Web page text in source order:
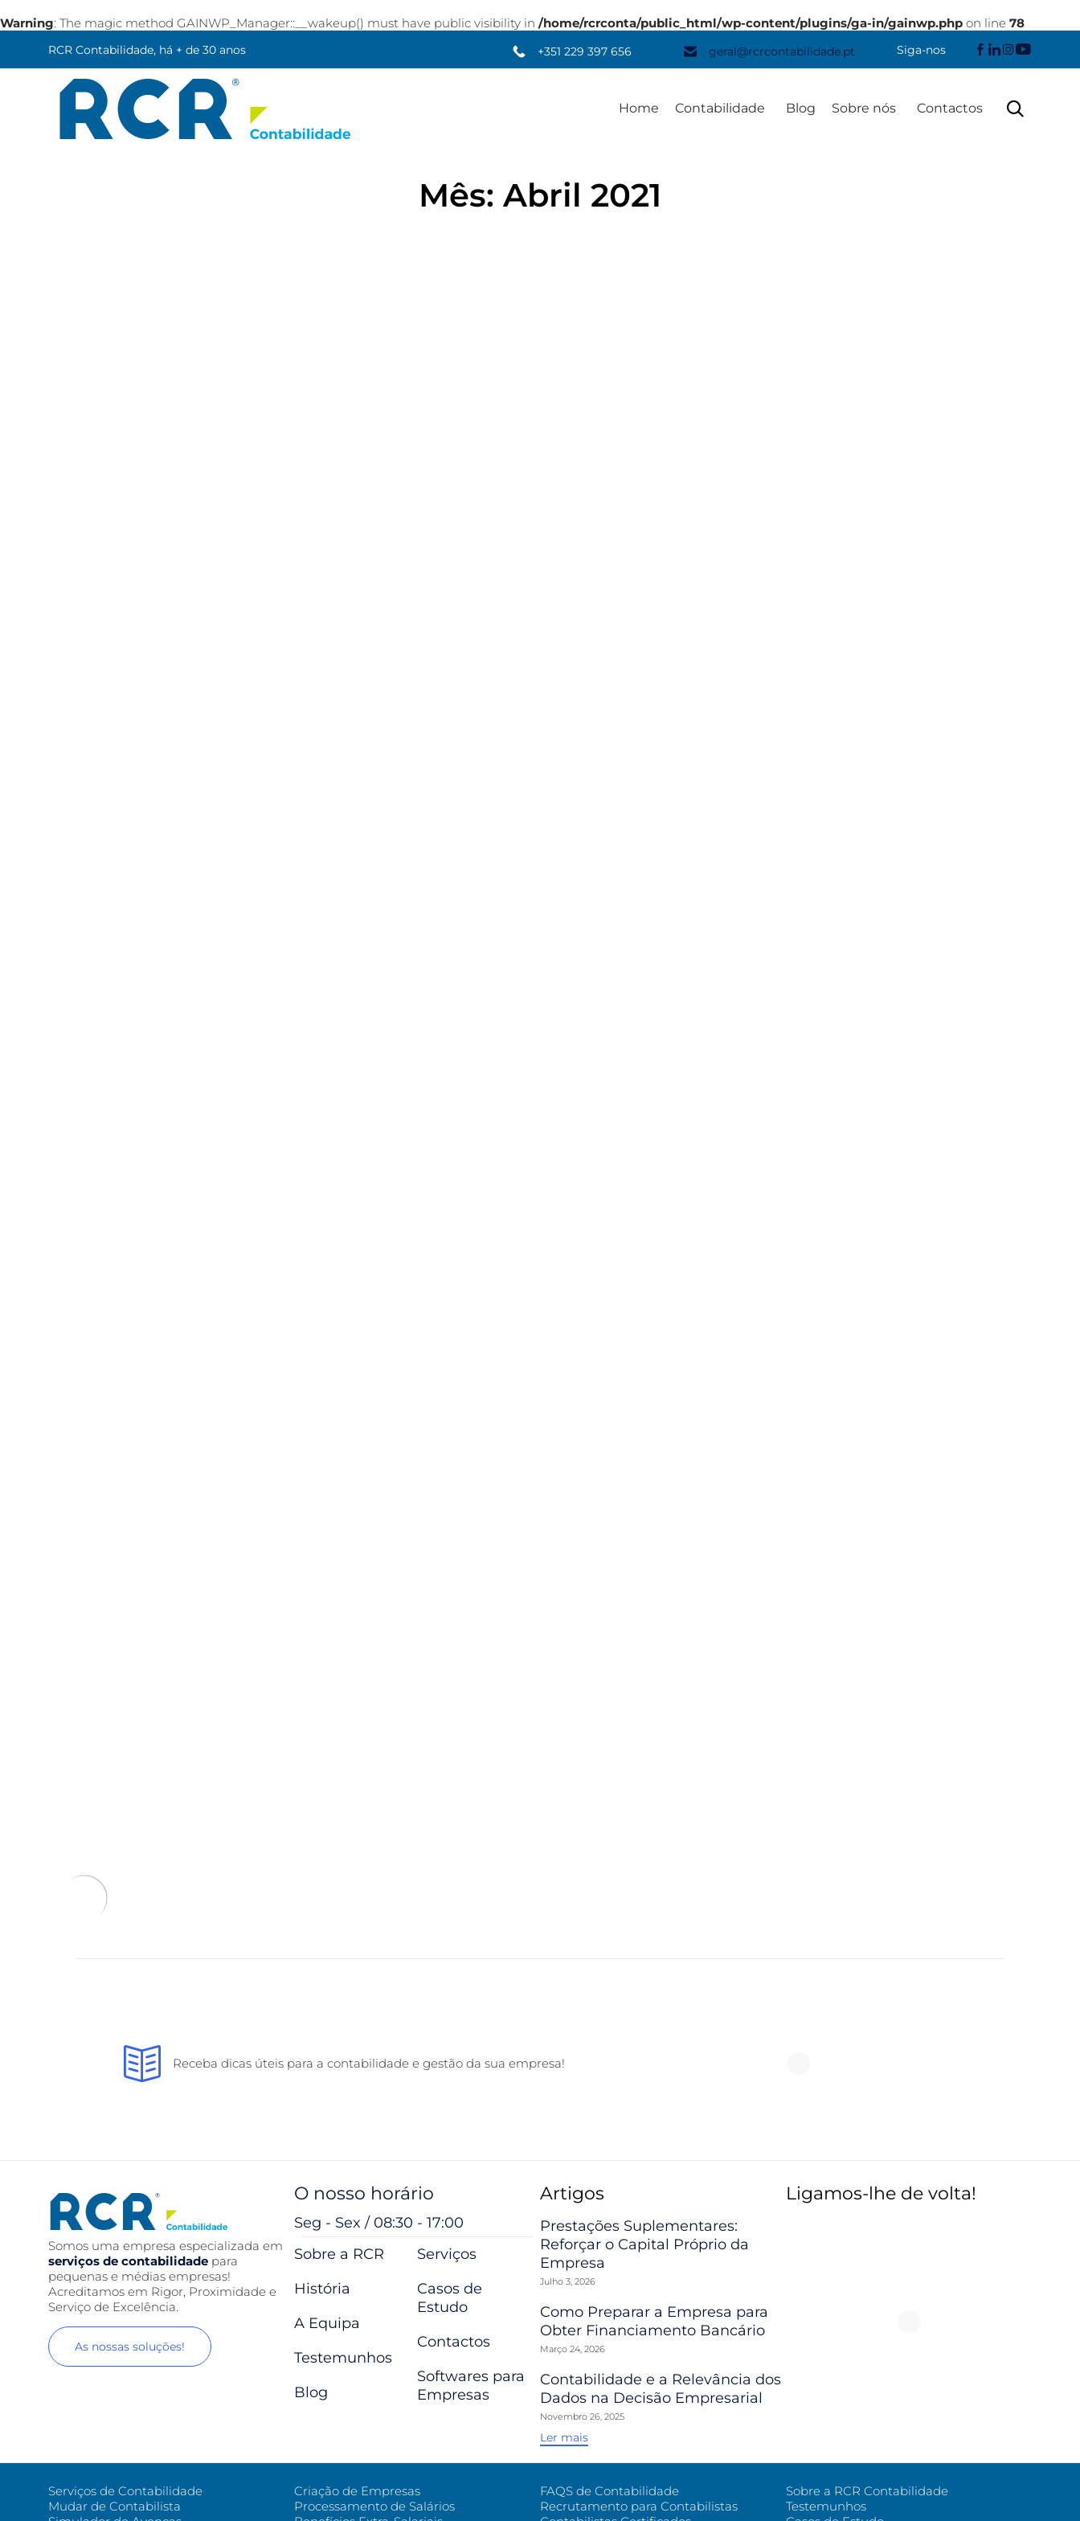
Warning: The magic method GAINWP_Manager::__wakeup() must have public visibility in /home/rcrconta/public_html/wp-content/plugins/ga-in/gainwp.php on line 78
RCR Contabilidade, há + de 30 anos +351 229 397 656 geral@rcrcontabilidade.pt Siga-nos
Home Contabilidade Blog Sobre nós Contactos 
Mês: Abril 2021
Receba dicas úteis para a contabilidade e gestão da sua empresa!
Somos uma empresa especializada em
serviços de contabilidade para
pequenas e médias empresas!
Acreditamos em Rigor, Proximidade e
Serviço de Excelência.
As nossas soluções!
O nosso horário
Seg - Sex / 08:30 - 17:00
Sobre a RCR
História
A Equipa
Testemunhos
Blog
Serviços
Casos de
Estudo
Contactos
Softwares para
Empresas
Artigos
Prestações Suplementares:
Reforçar o Capital Próprio da
Empresa
Julho 3, 2026
Como Preparar a Empresa para
Obter Financiamento Bancário
Março 24, 2026
Contabilidade e a Relevância dos
Dados na Decisão Empresarial
Novembro 26, 2025
Ler mais
Ligamos-lhe de volta!
Serviços de Contabilidade
Mudar de Contabilista
Criação de Empresas
Processamento de Salários
FAQS de Contabilidade
Recrutamento para Contabilistas
Sobre a RCR Contabilidade
Testemunhos